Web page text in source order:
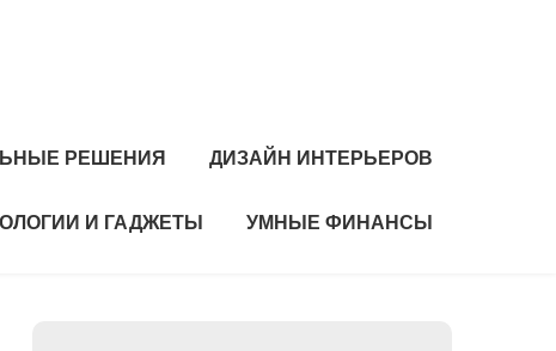
РЕШЕНИЯ ДИЗАЙН ИНТЕРЬЕРОВ
И ГАДЖЕТЫ УМНЫЕ ФИНАНСЫ